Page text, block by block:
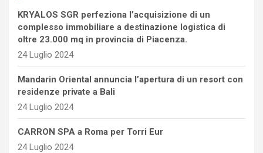
KRYALOS SGR perfeziona l’acquisizione di un
complesso immobiliare a destinazione logistica di
oltre 23.000 mq in provincia di Piacenza.
24 Luglio 2024
Mandarin Oriental annuncia l’apertura di un resort con
residenze private a Bali
24 Luglio 2024
CARRON SPA a Roma per Torri Eur
24 Luglio 2024